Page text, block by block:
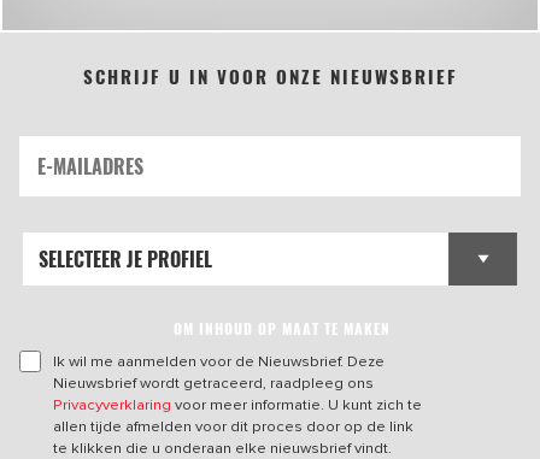
SCHRIJF U IN VOOR ONZE NIEUWSBRIEF
OM INHOUD OP MAAT TE MAKEN
Ik wil me aanmelden voor de Nieuwsbrief. Deze
Nieuwsbrief wordt getraceerd, raadpleeg ons
Privacyverklaring voor meer informatie. U kunt zich te
allen tijde afmelden voor dit proces door op de link
te klikken die u onderaan elke nieuwsbrief vindt.